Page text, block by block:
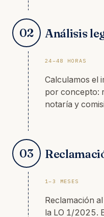
02 Análisis
24–48 HORAS
Calculamos el
por concepto:
notaría y
03
1–3 MESES
Reclamación
la LO 1/2025.